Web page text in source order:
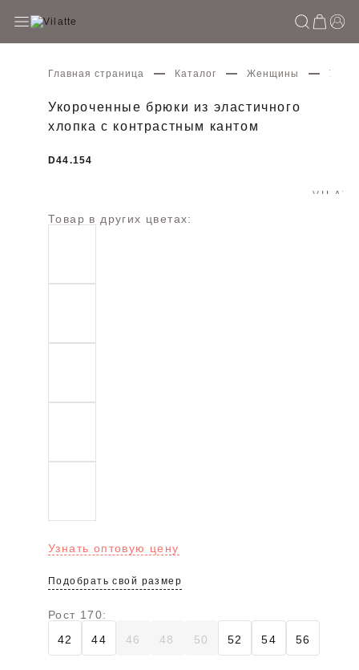
Главная страница Каталог Женщины
Укороченные брюки из эластичного
хлопка с контрастным кантом
D44.154
Товар в других цветах:
Узнать оптовую цену
Подобрать свой размер
Рост 170:
42
44 46 48 50 52 54 56